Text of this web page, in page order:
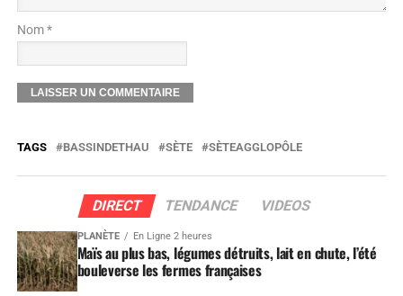
Nom *
TAGS BASSINDETHAU SÈTE SÈTEAGGLOPÔLE
DIRECT TENDANCE VIDEOS
PLANÈTE En Ligne 2 heures
Maïs au plus bas, légumes détruits, lait en chute, l’été
bouleverse les fermes françaises